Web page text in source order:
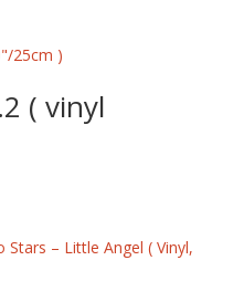
( vinyl